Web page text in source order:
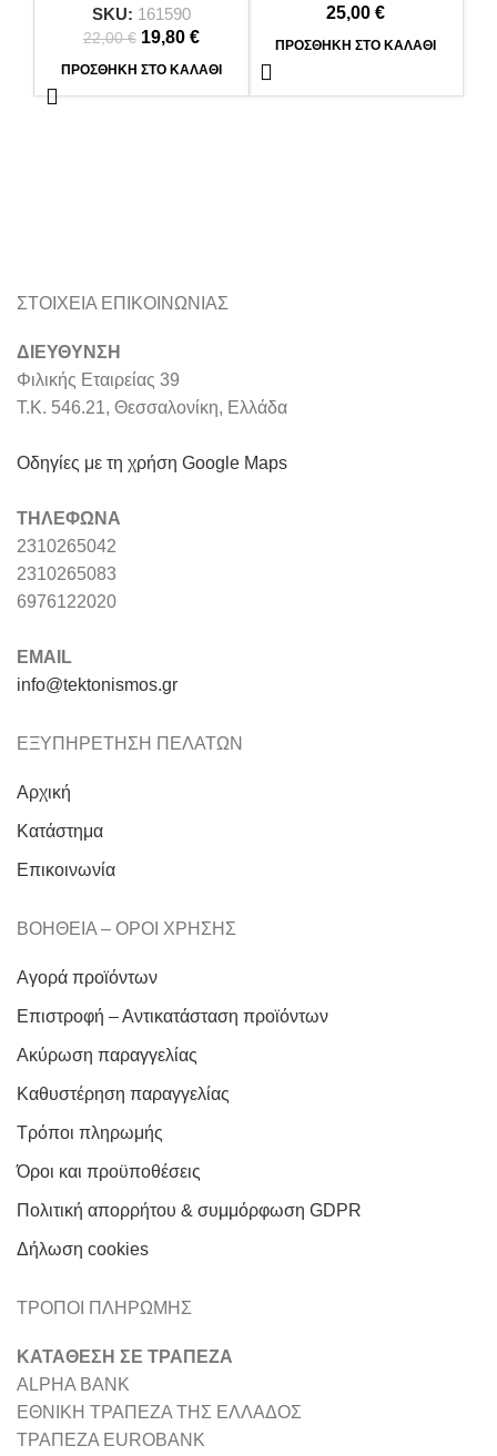
SKU: 161590
22,00€ Original price was: 22,00 €.
19,80 €Η τρέχουσα τιμή είναι: 19,80 €.
ΠΡΟΣΘΉΚΗ ΣΤΟ ΚΑΛΆΘΙ
25,00€
ΠΡΟΣΘΉΚΗ ΣΤΟ ΚΑΛΆΘΙ
ΣΤΟΙΧΕΙΑ ΕΠΙΚΟΙΝΩΝΙΑΣ
ΔΙΕΥΘΥΝΣΗ
Φιλικής Εταιρείας 39
Τ.Κ. 546.21, Θεσσαλονίκη, Ελλάδα
Οδηγίες με τη χρήση Google Maps
ΤΗΛΕΦΩΝΑ
2310265042
2310265083
6976122020
EMAIL
info@tektonismos.gr
ΕΞΥΠΗΡΕΤΗΣΗ ΠΕΛΑΤΩΝ
Αρχική
Κατάστημα
Επικοινωνία
ΒΟΗΘΕΙΑ – ΟΡΟΙ ΧΡΗΣΗΣ
Αγορά προϊόντων
Επιστροφή – Αντικατάσταση προϊόντων
Ακύρωση παραγγελίας
Καθυστέρηση παραγγελίας
Τρόποι πληρωμής
Όροι και προϋποθέσεις
Πολιτική απορρήτου & συμμόρφωση GDPR
Δήλωση cookies
ΤΡΟΠΟΙ ΠΛΗΡΩΜΗΣ
ΚΑΤΑΘΕΣΗ ΣΕ ΤΡΑΠΕΖΑ
ALPHA BANK
ΕΘΝΙΚΗ ΤΡΑΠΕΖΑ ΤΗΣ ΕΛΛΑΔΟΣ
ΤΡΑΠΕΖΑ EUROBANK